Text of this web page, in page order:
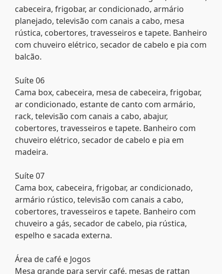
cabeceira, frigobar, ar condicionado, armário
planejado, televisão com canais a cabo, mesa
rústica, cobertores, travesseiros e tapete. Banheiro
com chuveiro elétrico, secador de cabelo e pia com
balcão.
Suíte 06
Cama box, cabeceira, mesa de cabeceira, frigobar,
ar condicionado, estante de canto com armário,
rack, televisão com canais a cabo, abajur,
cobertores, travesseiros e tapete. Banheiro com
chuveiro elétrico, secador de cabelo e pia em
madeira.
Suíte 07
Cama box, cabeceira, frigobar, ar condicionado,
armário rústico, televisão com canais a cabo,
cobertores, travesseiros e tapete. Banheiro com
chuveiro a gás, secador de cabelo, pia rústica,
espelho e sacada externa.
Área de café e Jogos
Mesa grande para servir café, mesas de rattan